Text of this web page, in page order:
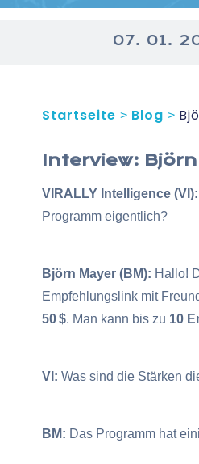
07. 01.
Startseite > Blog >
Interview:
VIRALLY Intelligence (VI):
Programm eigentlich?
Björn Mayer (BM): Hallo!
Empfehlungslink mit
50 $. Man kann bis zu 10
VI: Was sind die Stärken
BM: Das Programm hat